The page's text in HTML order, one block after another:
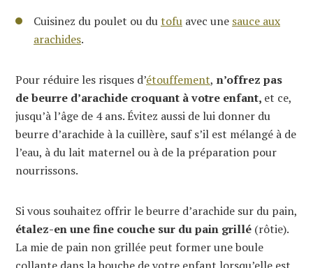
Cuisinez du poulet ou dutofu avec une sauce aux
arachides.
Pour réduire les risques d’étouffement, n’offrez pas
de beurre d’arachide croquant à votre enfant, et ce,
jusqu’à l’âge de 4 ans. Évitez aussi de lui donner du
beurre d’arachide à la cuillère, sauf s’il est mélangé à de
l’eau, à du lait maternel ou à de la préparation pour
nourrissons.
Si vous souhaitez offrir le beurre d’arachide sur du pain,
étalez-en une fine couche sur du pain grillé (rôtie).
La mie de pain non grillée peut former une boule